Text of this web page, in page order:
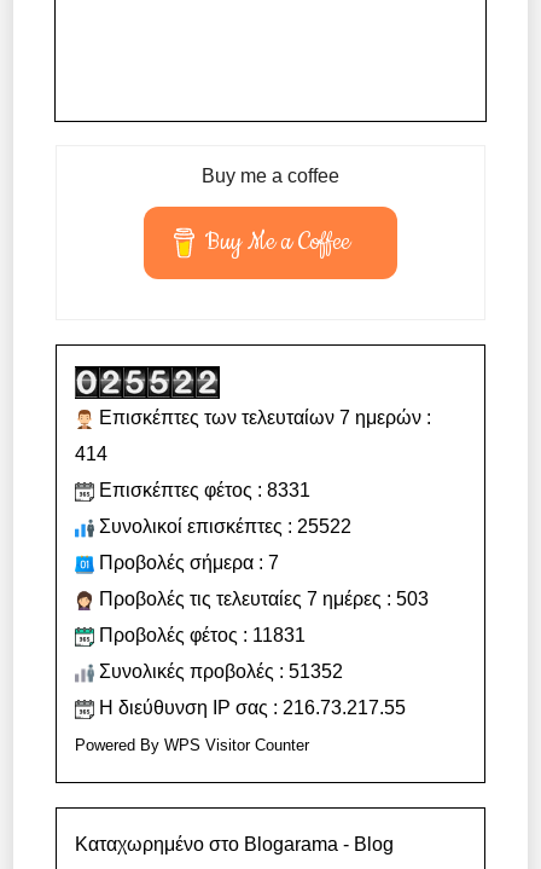
Buy me a coffee
Buy Me a Coffee
Επισκέπτες των τελευταίων 7 ημερών :
414
Επισκέπτες φέτος : 8331
Συνολικοί επισκέπτες : 25522
Προβολές σήμερα : 7
Προβολές τις τελευταίες 7 ημέρες : 503
Προβολές φέτος : 11831
Συνολικές προβολές : 51352
Η διεύθυνση IP σας : 216.73.217.55
Powered ByWPS Visitor Counter
Καταχωρημένο στο Blogarama - Blog